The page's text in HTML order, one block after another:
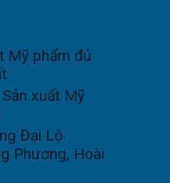
Mỹ phẩm đủ
xuất Mỹ
Đại Lộ
Phương, Hoài